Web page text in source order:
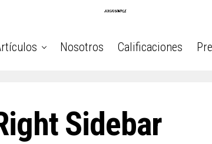
Nosotros Calificaciones
Sidebar